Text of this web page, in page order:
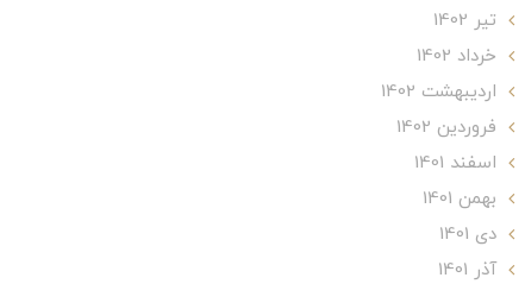
تير 1402
خرداد 1402
ارديبهشت 1402
فروردین 1402
اسفند 1401
بهمن 1401
دی 1401
آذر 1401